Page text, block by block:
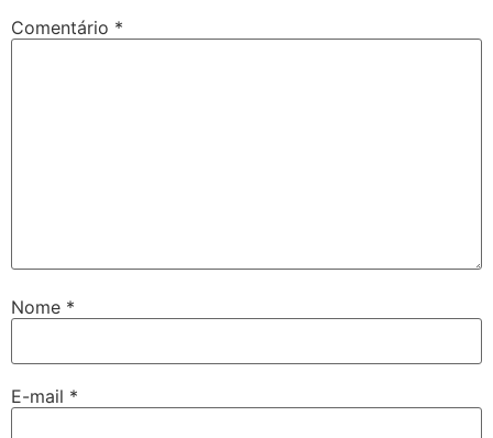
Comentário *
Nome *
E-mail *